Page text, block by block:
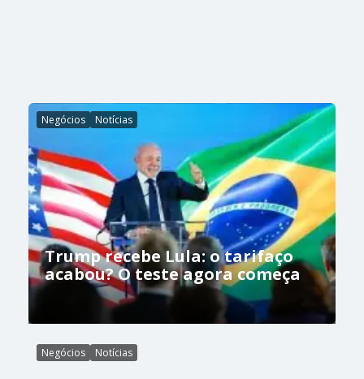
Negócios Notícias
Trump recebe Lula: o tarifaço
acabou? O teste agora começa
Negócios Notícias